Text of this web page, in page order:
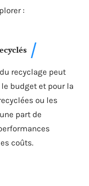
:
recyclage peut
budget et pour la
ou les
part de
coûts.